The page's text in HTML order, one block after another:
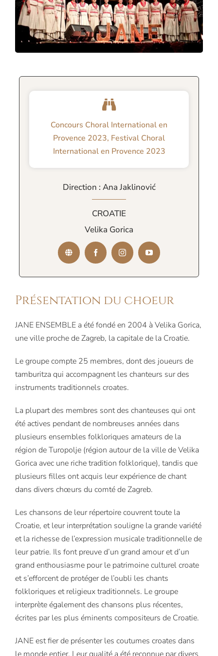
Présentation du choeur
JANE ENSEMBLE a été fondé en 2004 à Velika Gorica,
une ville proche de Zagreb, la capitale de la Croatie.
Le groupe compte 25 membres, dont des joueurs de
tamburitza qui accompagnent les chanteurs sur des
instruments traditionnels croates.
La plupart des membres sont des chanteuses qui ont
été actives pendant de nombreuses années dans
plusieurs ensembles folkloriques amateurs de la
région de Turopolje (région autour de la ville de Velika
Gorica avec une riche tradition folklorique), tandis que
plusieurs filles ont acquis leur expérience de chant
dans divers chœurs du comté de Zagreb.
Les chansons de leur répertoire couvrent toute la
Croatie, et leur interprétation souligne la grande variété
et la richesse de l’expression musicale traditionnelle de
leur patrie. Ils font preuve d’un grand amour et d’un
grand enthousiasme pour le patrimoine culturel croate
et s’efforcent de protéger de l’oubli les chants
folkloriques et religieux traditionnels. Le groupe
interprète également des chansons plus récentes,
écrites par les plus éminents compositeurs de Croatie.
JANE est fier de présenter les coutumes croates dans
Concours Choral International en
Provence 2023, Festival Choral
International en Provence 2023
Direction : Ana Jaklinović
CROATIE
Velika Gorica